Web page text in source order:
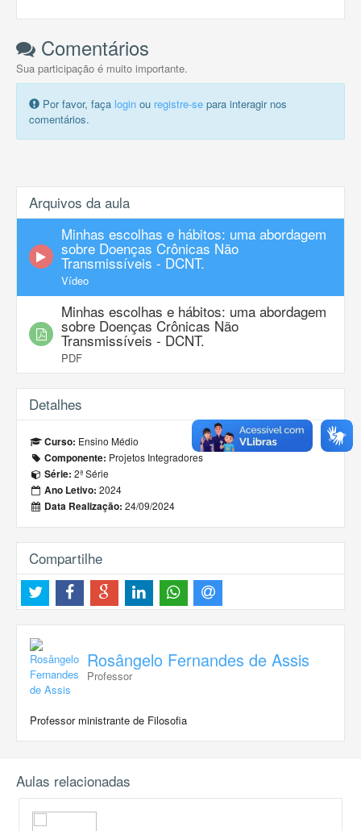
Comentários
Sua participação é muito importante.
Por favor, faça login ou registre-se para interagir nos
comentários.
Arquivos da aula
Minhas escolhas e hábitos: uma abordagem
sobre Doenças Crônicas Não
Transmissíveis - DCNT.
Vídeo
Minhas escolhas e hábitos: uma abordagem
sobre Doenças Crônicas Não
Transmissíveis - DCNT.
PDF
Detalhes
Curso: Ensino Médio
Componente: Projetos Integradores
Série: 2ª Série
Ano Letivo: 2024
Data Realização: 24/09/2024
Compartilhe
Rosângelo Fernandes de Assis
Professor
Professor ministrante de Filosofia
Aulas relacionadas